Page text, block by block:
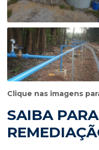
Clique nas imagens
SAIBA